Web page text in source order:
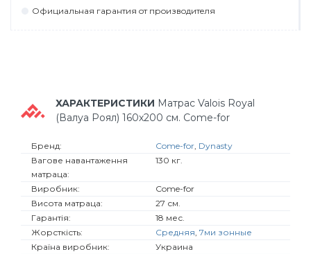
Официaльнaя гaрaнтия oт прoизвoдитeля
ХАРАКТЕРИСТИКИ Матрас Valois Royal
(Валуа Роял) 160х200 см. Come-for
Бренд: Come-for, Dynasty
Вагове навантаження
матраца:
130 кг.
Виробник:
Come-for
Висота матраца:
27 см.
Гарантія:
18 мес.
Жорсткість:
Средняя, 7ми зонные
Країна виробник:
Украина